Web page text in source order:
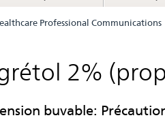
Professional Communications
2%
buvable: